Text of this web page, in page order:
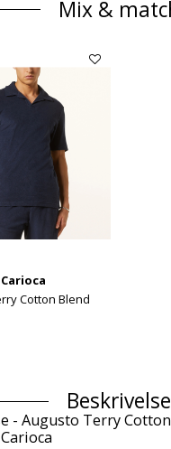
Mix &
Cotton Blend
Beskrivelse
- Augusto Terry